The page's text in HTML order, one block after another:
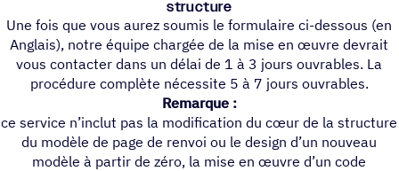
structure
Une fois que vous aurez soumis le formulaire ci-dessous (en
Anglais), notre équipe chargée de la mise en œuvre devrait
vous contacter dans un délai de 1 à 3 jours ouvrables. La
procédure complète nécessite 5 à 7 jours ouvrables.
Remarque :
ce service n’inclut pas la modification du cœur de la structure
du modèle de page de renvoi ou le design d’un nouveau
modèle à partir de zéro, la mise en œuvre d’un code